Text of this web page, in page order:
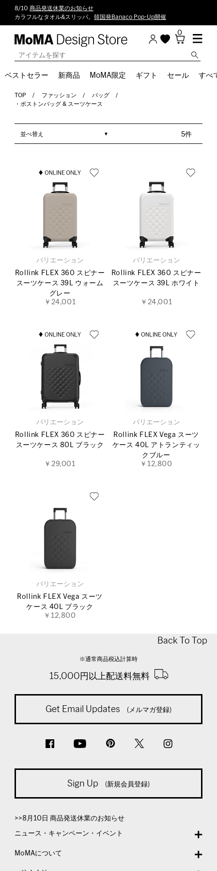
8/10 商品発送休業のお知らせ
カラフルなタオル&スリッパ。 韓国発Banaco Pop-Up開催
0
ベストセラー 新商品 MoMA限定 ギフト セール すべ
TOP ファッション
バッグ
・ボストンバッグ & スーツケース
5件
並べ替え
バリエーション
Rollink FLEX 360 スピナー
スーツケース 39L ウォーム
グレー
￥24,001
バリエーション
Rollink FLEX 360 スピナー
スーツケース 39L ホワイト
￥24,001
バリエーション
Rollink FLEX 360 スピナー
スーツケース 80L ブラック
￥29,001
バリエーション
Rollink FLEX Vega スーツ
ケース 40L アトランティッ
クブルー
￥12,800
バリエーション
Rollink FLEX Vega スーツ
ケース 40L ブラック
￥12,800
Back To Top
※通常商品税込計算時
15,000円以上配送料無料
Get Email Updates (メルマガ登録)
Sign Up (新規会員登録)
>>8月10日 商品発送休業のお知らせ
ニュース・キャンペーン・イベント
MoMAについて